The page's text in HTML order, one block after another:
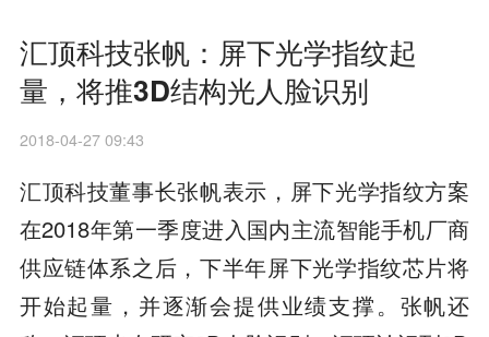
汇顶科技张帆：屏下光学指纹起
量，将推3D结构光人脸识别
2018-04-27 09:43
汇顶科技董事长张帆表示，屏下光学指纹方案
在2018年第一季度进入国内主流智能手机厂商
供应链体系之后，下半年屏下光学指纹芯片将
开始起量，并逐渐会提供业绩支撑。张帆还